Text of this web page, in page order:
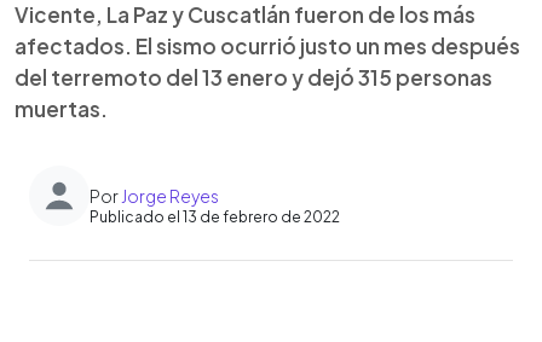
Vicente, La Paz y Cuscatlán fueron de los más
afectados. El sismo ocurrió justo un mes después
del terremoto del 13 enero y dejó 315 personas
muertas.
Por Jorge Reyes
Publicado el 13 de febrero de 2022